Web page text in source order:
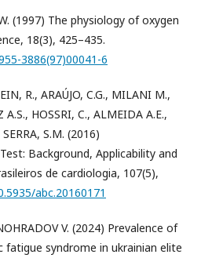
(1997) The physiology of oxygen
18(3), 425–435.
3886(97)00041-6
R., ARAÚJO, C.G., MILANI M.,
A.S., HOSSRI, C., ALMEIDA A.E.,
S.M. (2016)
Background, Applicability and
de cardiologia, 107(5),
abc.20160171
V. (2024) Prevalence of
fatigue syndrome in ukrainian elite